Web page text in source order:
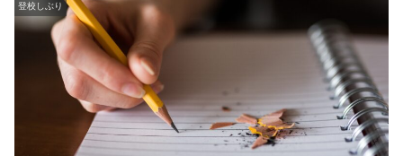
登校しぶり